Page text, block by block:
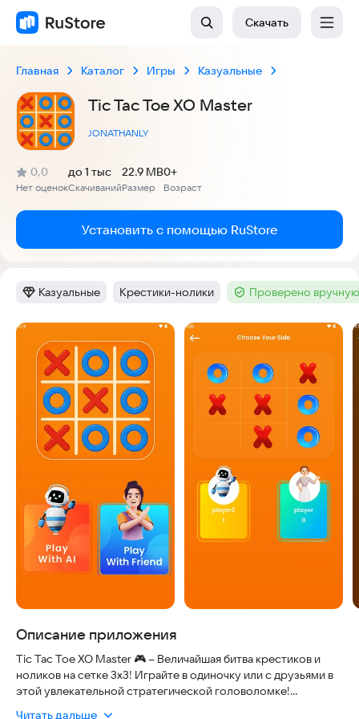
Скачать
Главная Каталог Игры Казуальные
Tic Tac Toe XO Master
JONATHANLY
Рейтинг:
0,0
(
Нет оценок
)
Скачиваний
до 1 тыс
Размер
22.9 MB
Возраст
0+
Установить с помощью RuStore
Категория:
Казуальные Тег:
Крестики-нолики Тег :Проверено
Скриншоты
Описание приложения
Tic Tac Toe XO Master 🎮 – Величайшая битва крестиков и
ноликов на сетке 3x3! Играйте в одиночку или с друзьями в
этой увлекательной стратегической головоломке!
Читать дальше